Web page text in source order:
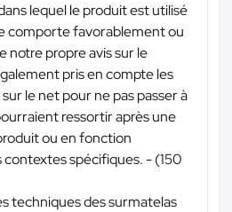
lequel le produit est utilisé
comporte favorablement ou
propre avis sur le
pris en compte les
le net pour ne pas passer à
ressortir après une
ou en fonction
contextes spécifiques. - (150
techniques des surmatelas